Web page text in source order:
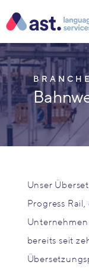
Unser
Progress
bereits seit